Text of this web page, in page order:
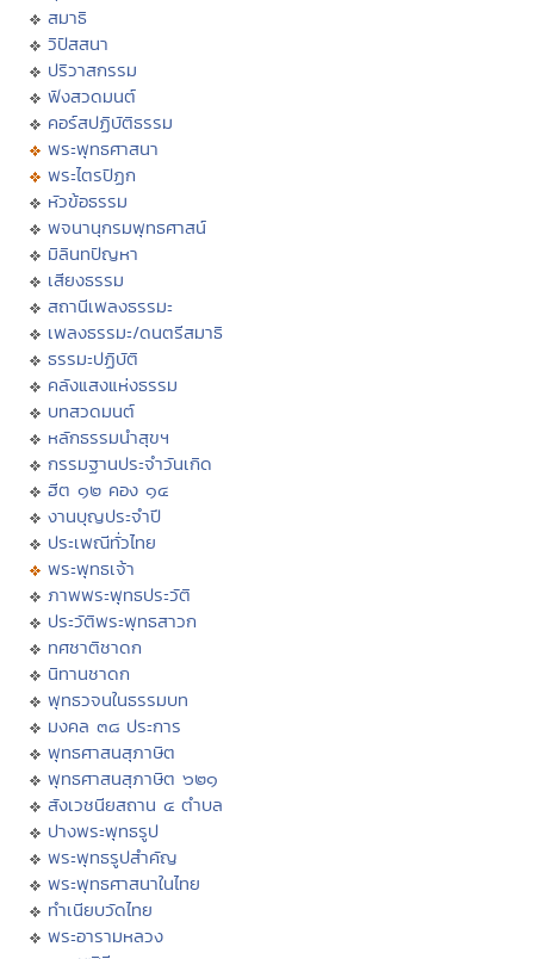
สมาธิ
วิปัสสนา
ปริวาสกรรม
ฟังสวดมนต์
คอร์สปฏิบัติธรรม
พระพุทธศาสนา
พระไตรปิฏก
หัวข้อธรรม
พจนานุกรมพุทธศาสน์
มิลินทปัญหา
เสียงธรรม
สถานีเพลงธรรมะ
เพลงธรรมะ/ดนตรีสมาธิ
ธรรมะปฏิบัติ
คลังแสงแห่งธรรม
บทสวดมนต์
หลักธรรมนำสุขฯ
กรรมฐานประจำวันเกิด
ฮีต ๑๒ คอง ๑๔
งานบุญประจำปี
ประเพณีทั่วไทย
พระพุทธเจ้า
ภาพพระพุทธประวัติ
ประวัติพระพุทธสาวก
ทศชาติชาดก
นิทานชาดก
พุทธวจนในธรรมบท
มงคล ๓๘ ประการ
พุทธศาสนสุภาษิต
พุทธศาสนสุภาษิต ๖๒๑
สังเวชนียสถาน ๔ ตำบล
ปางพระพุทธรูป
พระพุทธรูปสำคัญ
พระพุทธศาสนาในไทย
ทำเนียบวัดไทย
พระอารามหลวง